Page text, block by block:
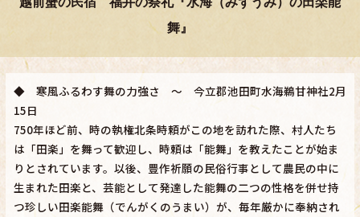
舞』
◆ 寒風ふるわす舞の力強さ ～ 今立郡池田町水海鵜甘神社2月
15日
750年ほど前、時の執権北条時頼がこの地を訪れた際、村人たち
は「田楽」を舞って歓迎し、時頼は「能舞」を教えたことが始ま
りとされています。以後、豊作祈願の民俗行事として農民の中に
生まれた田楽と、芸能として発達した能舞の二つの性格を併せ持
つ珍しい田楽能舞（でんがくのうまい）が、毎年厳かに奉納され